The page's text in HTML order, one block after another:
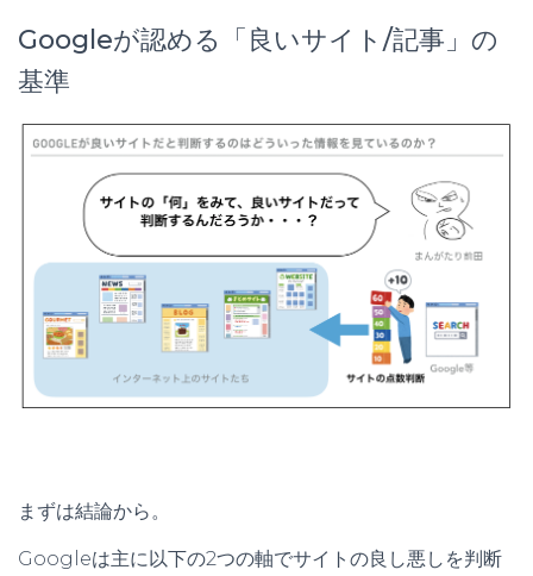
Googleが認める「良いサイト/記事」の
基準
まずは結論から。
Googleは主に以下の2つの軸でサイトの良し悪しを判断